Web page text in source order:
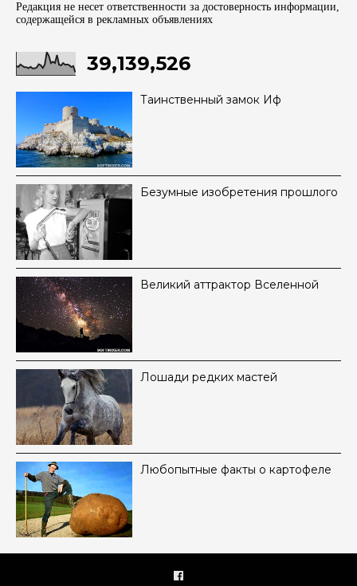
Редакция не несет ответственности за достоверность информации,
содержащейся в рекламных объявленияx
39,139,526
Таинственный замок Иф
Безумные изобретения прошлого
Великий аттрактор Вселенной
Лошади редких мастей
Любопытные факты о картофеле